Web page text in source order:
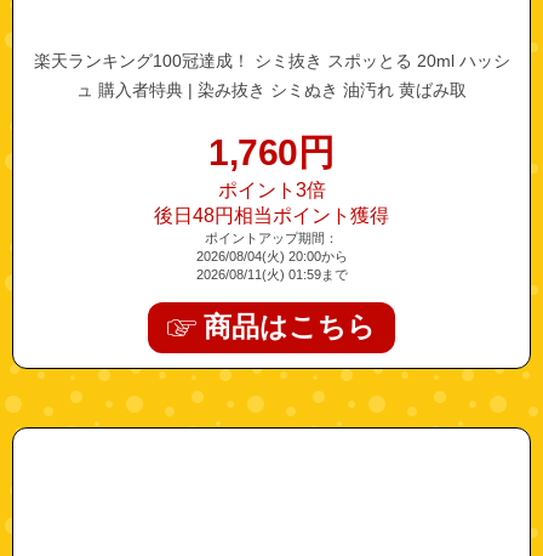
楽天ランキング100冠達成！ シミ抜き スポッとる 20ml ハッシ
ュ 購入者特典 | 染み抜き シミぬき 油汚れ 黄ばみ取
1,760 円
ポイント3倍
後日48円相当ポイント獲得
ポイントアップ期間：
2026/08/04(火) 20:00から
2026/08/11(火) 01:59まで
商品はこちら
"hoku-hitokucihjelly"